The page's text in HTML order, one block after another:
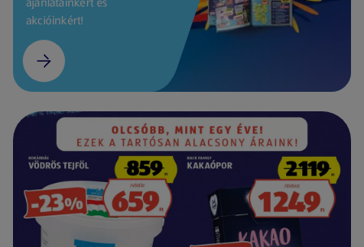
akcióinkért!